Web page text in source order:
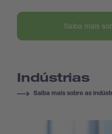
Saiba mais
Indústrias
Saiba mais sobre as